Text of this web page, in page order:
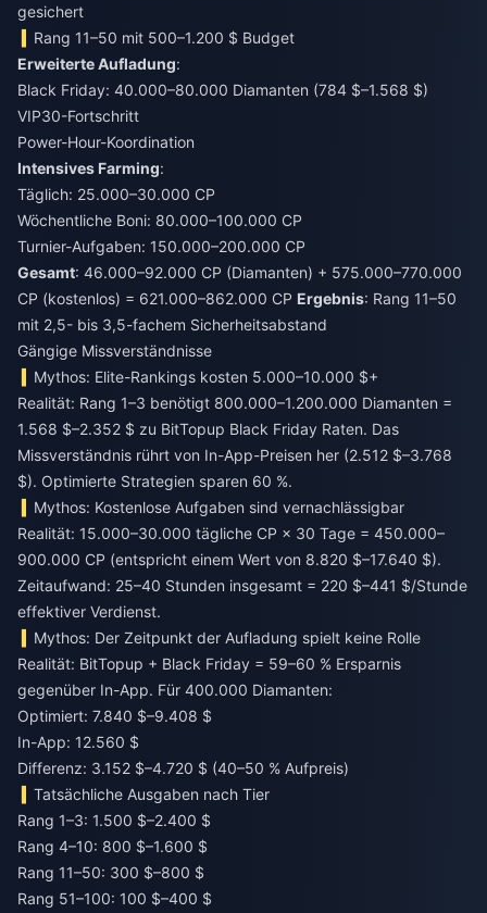
gesichert
Rang 11–50 mit 500–1.200 $ Budget
Erweiterte Aufladung:
Black Friday: 40.000–80.000 Diamanten (784 $–1.568 $)
VIP30-Fortschritt
Power-Hour-Koordination
Intensives Farming:
Täglich: 25.000–30.000 CP
Wöchentliche Boni: 80.000–100.000 CP
Turnier-Aufgaben: 150.000–200.000 CP
Gesamt: 46.000–92.000 CP (Diamanten) + 575.000–770.000
CP (kostenlos) = 621.000–862.000 CP Ergebnis: Rang 11–50
mit 2,5- bis 3,5-fachem Sicherheitsabstand
Gängige Missverständnisse
Mythos: Elite-Rankings kosten 5.000–10.000 $+
Realität: Rang 1–3 benötigt 800.000–1.200.000 Diamanten =
1.568 $–2.352 $ zu BitTopup Black Friday Raten. Das
Missverständnis rührt von In-App-Preisen her (2.512 $–3.768
$). Optimierte Strategien sparen 60 %.
Mythos: Kostenlose Aufgaben sind vernachlässigbar
Realität: 15.000–30.000 tägliche CP × 30 Tage = 450.000–
900.000 CP (entspricht einem Wert von 8.820 $–17.640 $).
Zeitaufwand: 25–40 Stunden insgesamt = 220 $–441 $/Stunde
effektiver Verdienst.
Mythos: Der Zeitpunkt der Aufladung spielt keine Rolle
Realität: BitTopup + Black Friday = 59–60 % Ersparnis
gegenüber In-App. Für 400.000 Diamanten:
Optimiert: 7.840 $–9.408 $
In-App: 12.560 $
Differenz: 3.152 $–4.720 $ (40–50 % Aufpreis)
Tatsächliche Ausgaben nach Tier
Rang 1–3: 1.500 $–2.400 $
Rang 4–10: 800 $–1.600 $
Rang 11–50: 300 $–800 $
Rang 51–100: 100 $–400 $